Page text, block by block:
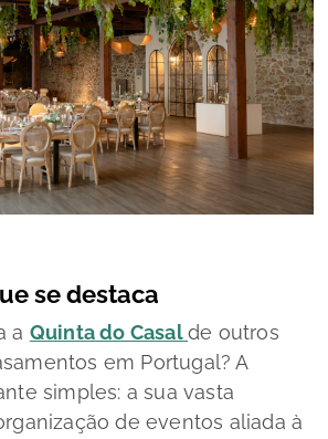
se destaca
a Quinta do Casalde outros
em Portugal? A
simples: a sua vasta
de eventos aliada à